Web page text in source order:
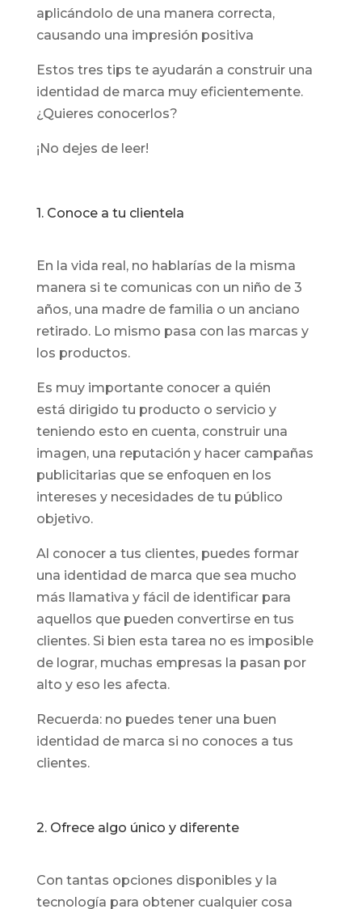
aplicándolo de una manera correcta,
causando una impresión positiva
Estos tres tips te ayudarán a construir una
identidad de marca muy eficientemente.
¿Quieres conocerlos?
¡No dejes de leer!
1. Conoce a tu clientela
En la vida real, no hablarías de la misma
manera si te comunicas con un niño de 3
años, una madre de familia o un anciano
retirado. Lo mismo pasa con las marcas y
los productos.
Es muy importante conocer a quién
está dirigido tu producto o servicio y
teniendo esto en cuenta, construir una
imagen, una reputación y hacer campañas
publicitarias que se enfoquen en los
intereses y necesidades de tu público
objetivo.
Al conocer a tus clientes, puedes formar
una identidad de marca que sea mucho
más llamativa y fácil de identificar para
aquellos que pueden convertirse en tus
clientes. Si bien esta tarea no es imposible
de lograr, muchas empresas la pasan por
alto y eso les afecta.
Recuerda: no puedes tener una buen
identidad de marca si no conoces a tus
clientes.
2. Ofrece algo único y diferente
Con tantas opciones disponibles y la
tecnología para obtener cualquier cosa